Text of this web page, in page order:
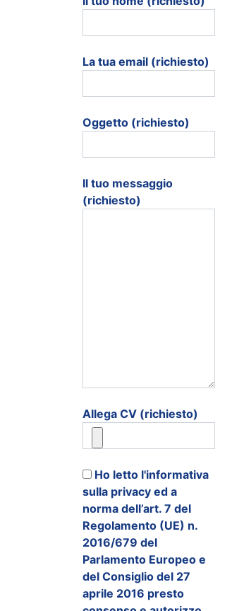
La tua email (richiesto)
Oggetto (richiesto)
Il tuo messaggio
(richiesto)
Allega CV (richiesto)
Ho letto l'informativa
sulla privacy ed a
norma dell’art. 7 del
Regolamento (UE) n.
2016/679 del
Parlamento Europeo e
del Consiglio del 27
aprile 2016 presto